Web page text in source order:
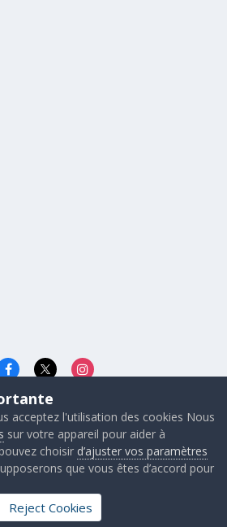
- Gunners FRANCE
by Invision Community
acceptez l'utilisation des cookies Nous
sur votre appareil pour aider à
choisir d’ajuster vos paramètres
que vous êtes d’accord pour
Reject Cookies